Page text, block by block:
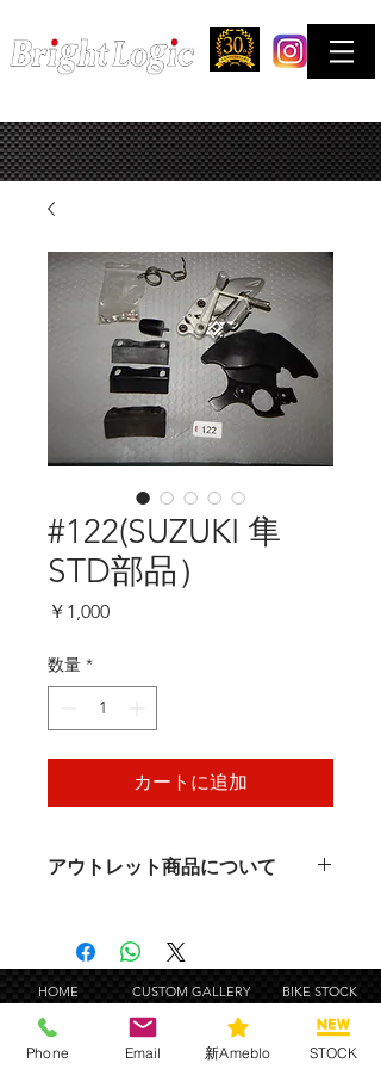
#122(SUZUKI 隼
STD部品）
￥1,000価
数量 *
カートに追加
アウトレット商品について
お客様へのお願い事項
新品、新車外し品、開封未使用品、中
古品、傷及び錆有り品、ジャンク（破
損）品等が混在しております。
全ての商品に対する共通事項としてで
すが。
HOME CUSTOM GALLERY
BIKE STOCK
PARTS
RACE
PRODUCTS
SERVICE
USED PARTS
FACTORY
Phone Email 新Ameblo STOCK